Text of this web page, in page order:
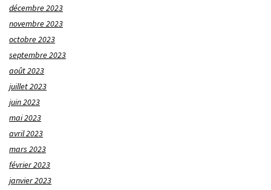
décembre 2023
novembre 2023
octobre 2023
septembre 2023
août 2023
juillet 2023
juin 2023
mai 2023
avril 2023
mars 2023
février 2023
janvier 2023